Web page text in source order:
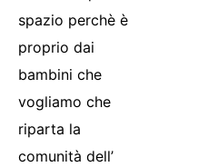
spazio perchè è
proprio dai
bambini che
vogliamo che
riparta la
comunità dell’